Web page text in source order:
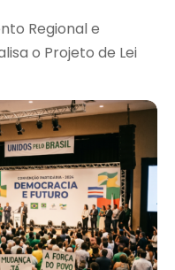
Regional e
o Projeto de Lei